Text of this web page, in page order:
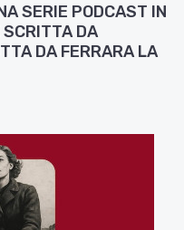
SERIE PODCAST IN
SCRITTA DA
DA FERRARA LA